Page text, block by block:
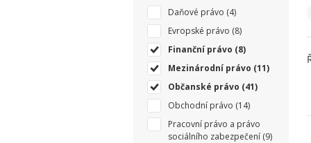
Daňové právo (4)
Evropské právo (8)
Finanční právo (8)
Mezinárodní právo (11)
Občanské právo (41)
Obchodní právo (14)
Pracovní právo a právo
sociálního zabezpečení (9)